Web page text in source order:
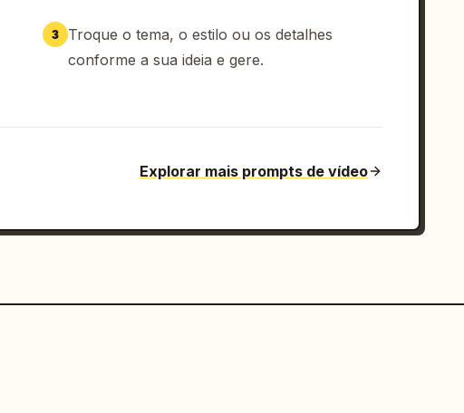
3
Troque o tema, o estilo ou os detalhes
conforme a sua ideia e gere.
Explorar mais prompts de vídeo